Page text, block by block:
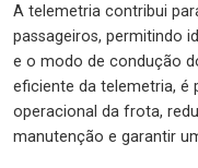
A telemetria contribui
passageiros, permitindo
e o modo de condução
eficiente da telemetria, é
operacional da frota,
manutenção e garantir